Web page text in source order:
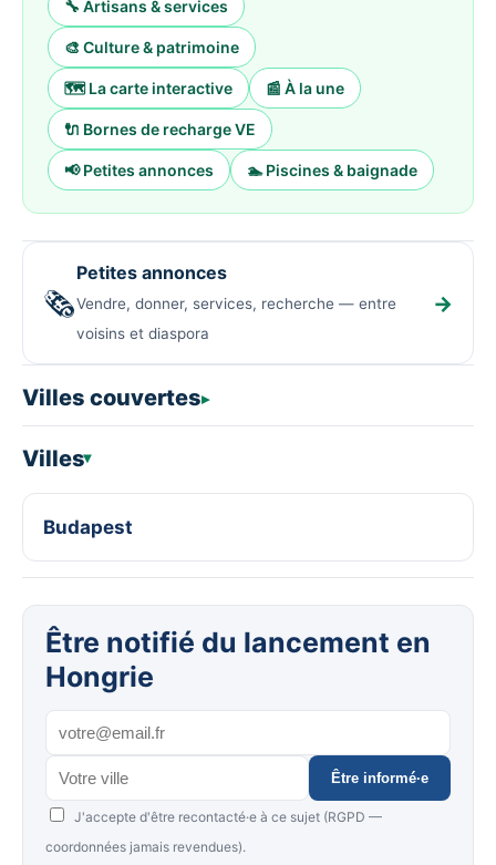
🔧 Artisans & services
🎨 Culture & patrimoine
🗺️ La carte interactive 📰 À la une
🔌 Bornes de recharge VE
📢 Petites annonces 🏊 Piscines & baignade
🗞️
Petites annonces
Vendre, donner, services, recherche — entre
voisins et diaspora
→
Villes couvertes
Villes
Budapest
Être notifié du lancement en
Hongrie
Être informé·e
J'accepte d'être recontacté·e à ce sujet (RGPD —
coordonnées jamais revendues).